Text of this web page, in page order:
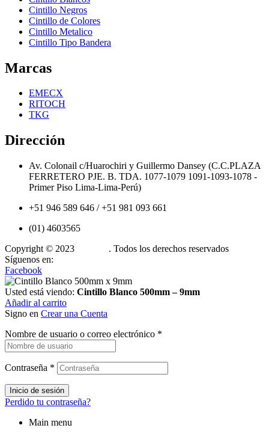
Cintillo Negros
Cintillo de Colores
Cintillo Metalico
Cintillo Tipo Bandera
Marcas
EMECX
RITOCH
TKG
Dirección
Av. Colonail c/Huarochiri y Guillermo Dansey (C.C.PLAZA
FERRETERO PJE. B. TDA. 1077-1079 1091-1093-1078 -
Primer Piso Lima-Lima-Perú)
+51 946 589 646 / +51 981 093 661
(01) 4603565
Copyright © 2023
. Todos los derechos reservados
Síguenos en:
Facebook
Usted está viendo: Cintillo Blanco 500mm – 9mm
Añadir al carrito
Signo en Crear una Cuenta
Nombre de usuario o correo electrónico *
Contraseña *
Inicio de sesión
Perdido tu contraseña?
Main menu